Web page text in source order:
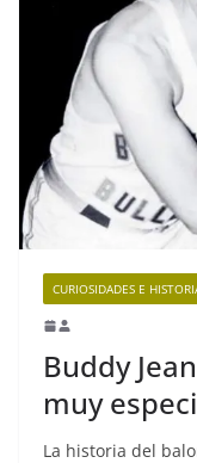
CURIOSIDADES E
Buddy
muy
La historia del